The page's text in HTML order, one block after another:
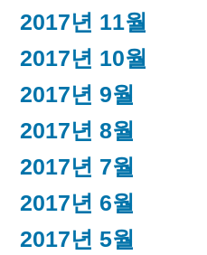
2017년 11월
2017년 10월
2017년 9월
2017년 8월
2017년 7월
2017년 6월
2017년 5월